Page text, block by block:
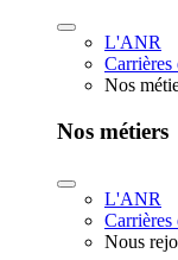
L'ANR
Carrières
Nos
Nos métiers
L'ANR
Carrières
Nous